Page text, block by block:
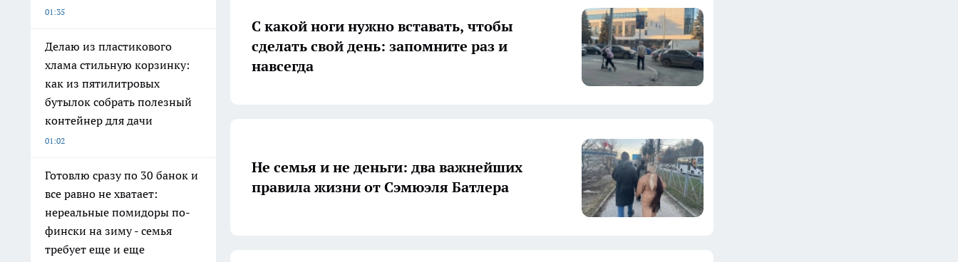
01:35
Делаю из пластикового
хлама стильную корзинку:
как из пятилитровых
бутылок собрать полезный
контейнер для дачи
01:02
Готовлю сразу по 30 банок и
все равно не хватает:
нереальные помидоры по-
фински на зиму - семья
требует еще и еще
С какой ноги нужно вставать, чтобы
сделать свой день: запомните раз и
навсегда
Не семья и не деньги: два важнейших
правила жизни от Сэмюэля Батлера